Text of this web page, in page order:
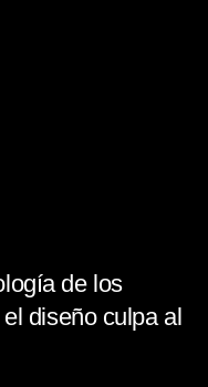
de los
diseño culpa al